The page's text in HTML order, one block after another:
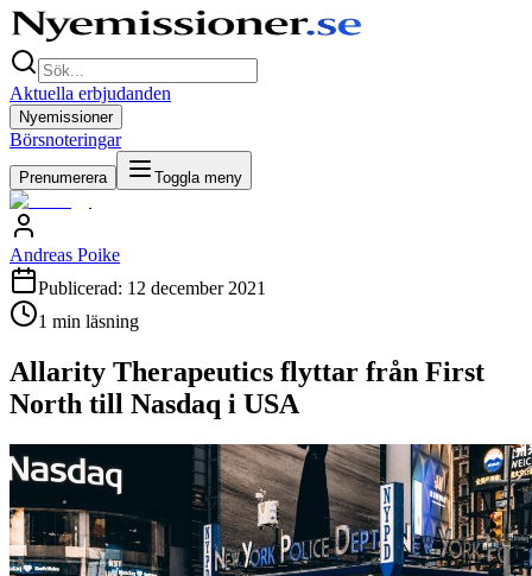
Aktuella erbjudanden
Nyemissioner
Börsnoteringar
Prenumerera Toggla meny
Andreas Poike
Publicerad: 12 december 2021
1 min läsning
Allarity Therapeutics flyttar från First
North till Nasdaq i USA